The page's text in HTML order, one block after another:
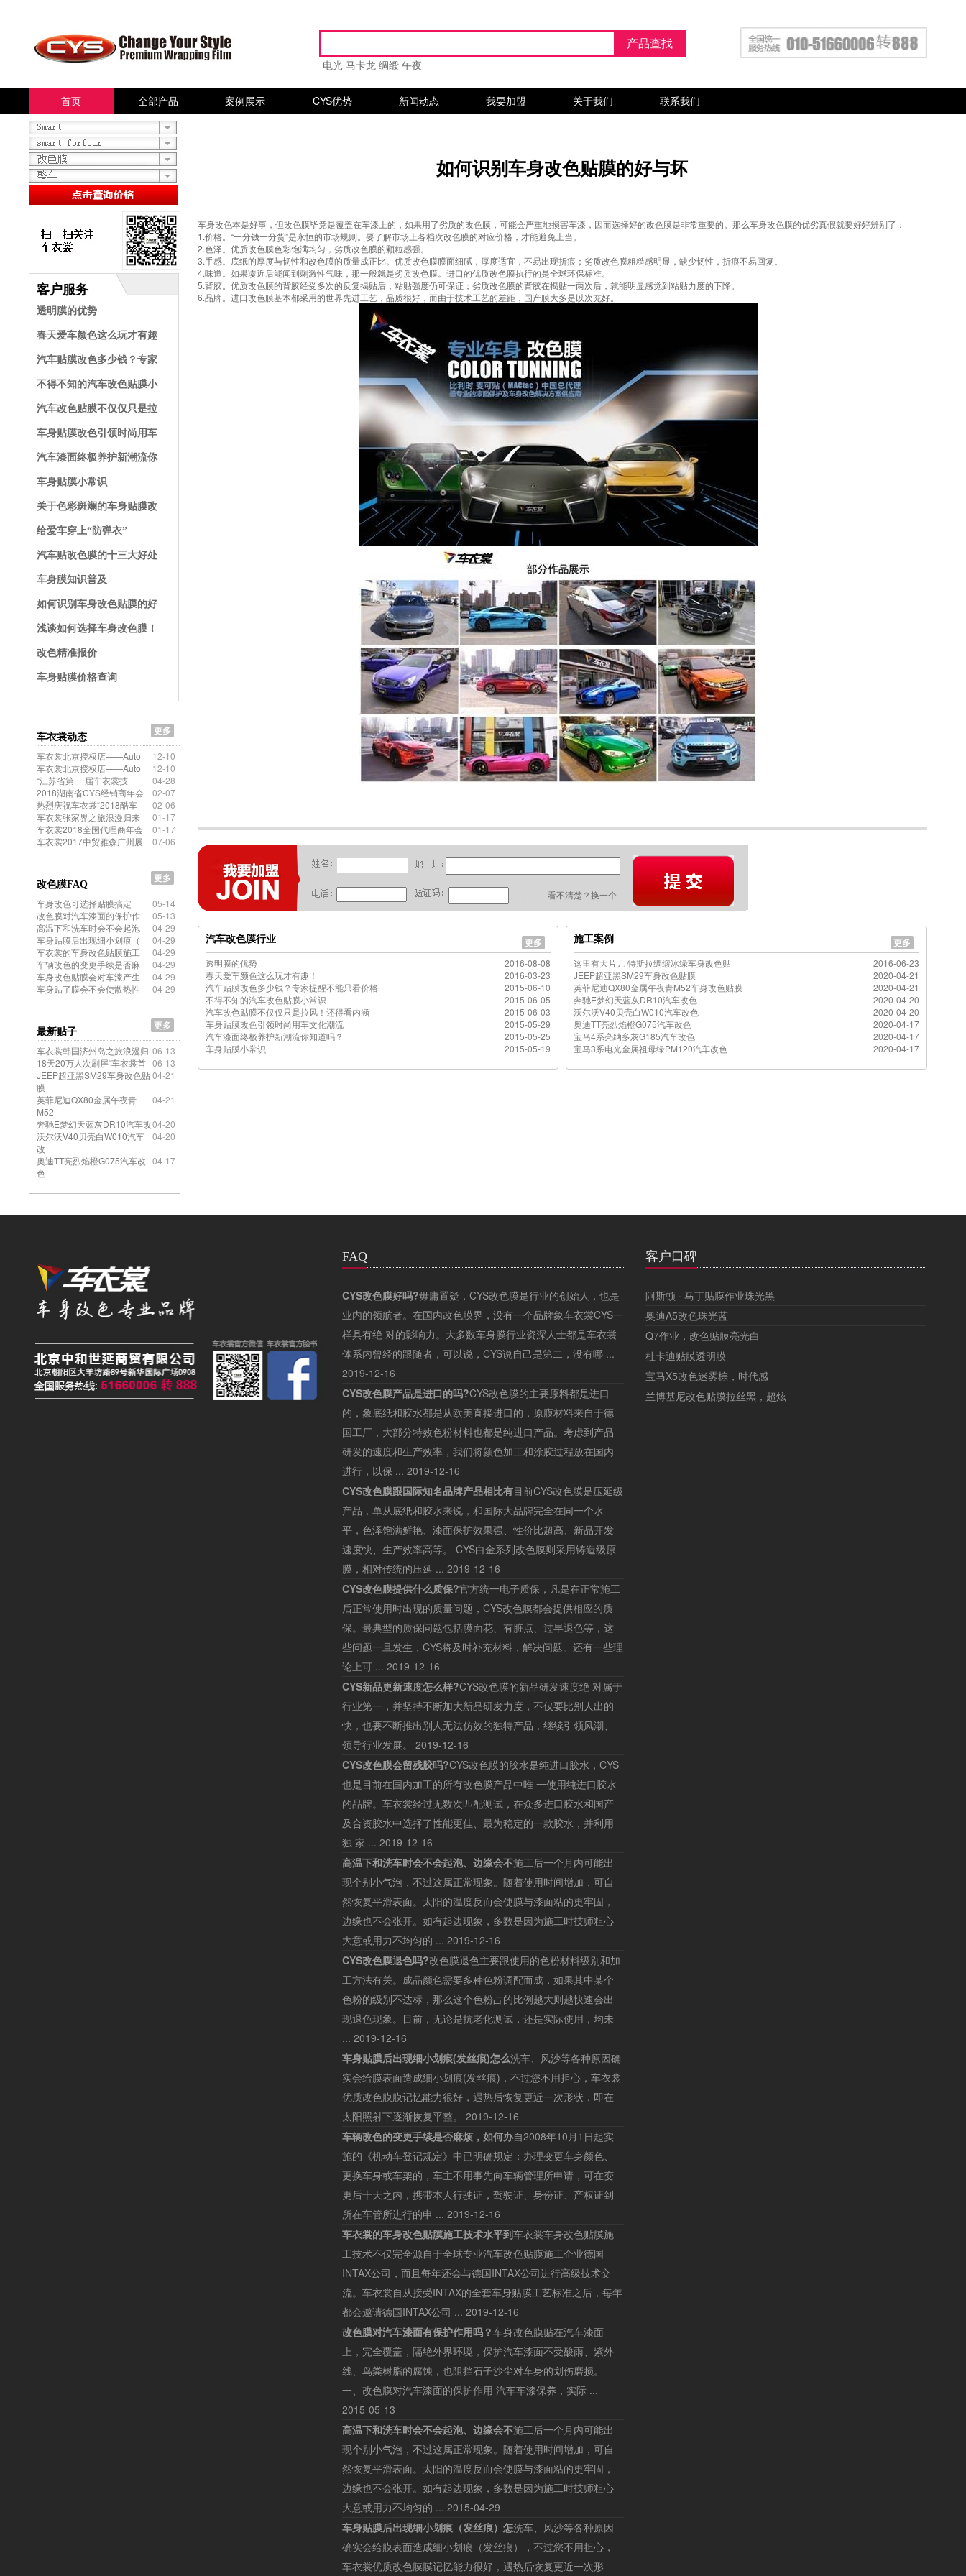
电光 马卡龙 绸缎 午夜
首页 全部产品 案例展示 CYS优势 新闻动态 我要加盟 关于我们 联系我们
如何识别车身改色贴膜的好与坏
车身改色本是好事，但改色膜毕竟是覆盖在车漆上的，如果用了劣质的改色膜，可能会严重地损害车漆，因而选择好的改色膜是非常重要的。那么车身改色膜的优劣真假就要好好辨别了：
1.价格。“一分钱一分货”是永恒的市场规则。要了解市场上各档次改色膜的对应价格，才能避免上当。
2.色泽。优质改色膜色彩饱满均匀，劣质改色膜的颗粒感强。
3.手感。底纸的厚度与韧性和改色膜的质量成正比。优质改色膜膜面细腻，厚度适宜，不易出现折痕；劣质改色膜粗糙感明显，缺少韧性，折痕不易回复。
4.味道。如果凑近后能闻到刺激性气味，那一般就是劣质改色膜。进口的优质改色膜执行的是全球环保标准。
5.背胶。优质改色膜的背胶经受多次的反复揭贴后，粘贴强度仍可保证；劣质改色膜的背胶在揭贴一两次后，就能明显感觉到粘贴力度的下降。
6.品牌。进口改色膜基本都采用的世界先进工艺，品质很好，而由于技术工艺的差距，国产膜大多是以次充好。
看不清楚？换一个
更多
施工案例
2016-06-23
这里有大片儿 特斯拉绸缎冰绿车身改色贴
2020-04-21
JEEP超亚黑SM29车身改色贴膜
2020-04-21
英菲尼迪QX80金属午夜青M52车身改色贴膜
2020-04-20
奔驰E梦幻天蓝灰DR10汽车改色
2020-04-20
沃尔沃V40贝壳白W010汽车改色
2020-04-17
奥迪TT亮烈焰橙G075汽车改色
2020-04-17
宝马4系亮纳多灰G185汽车改色
2020-04-17
宝马3系电光金属祖母绿PM120汽车改色
更多
汽车改色膜行业
2016-08-08
透明膜的优势
2016-03-23
春天爱车颜色这么玩才有趣！
2015-06-10
汽车贴膜改色多少钱？专家提醒不能只看价格
2015-06-05
不得不知的汽车改色贴膜小常识
2015-06-03
汽车改色贴膜不仅仅只是拉风！还得看内涵
2015-05-29
车身贴膜改色引领时尚用车文化潮流
2015-05-25
汽车漆面终极养护新潮流你知道吗？
2015-05-19
车身贴膜小常识
客户服务
透明膜的优势
春天爱车颜色这么玩才有趣
汽车贴膜改色多少钱？专家
不得不知的汽车改色贴膜小
汽车改色贴膜不仅仅只是拉
车身贴膜改色引领时尚用车
汽车漆面终极养护新潮流你
车身贴膜小常识
关于色彩斑斓的车身贴膜改
给爱车穿上“防弹衣”
汽车贴改色膜的十三大好处
车身膜知识普及
如何识别车身改色贴膜的好
浅谈如何选择车身改色膜！
改色精准报价
车身贴膜价格查询
更多
车衣裳动态
12-10
车衣裳北京授权店——Auto
12-10
车衣裳北京授权店——Auto
04-28
“江苏省第 一届车衣裳技
02-07
2018湖南省CYS经销商年会
02-06
热烈庆祝车衣裳“2018酷车
01-17
车衣裳张家界之旅浪漫归来
01-17
车衣裳2018全国代理商年会
07-06
车衣裳2017中贸雅森广州展
更多
改色膜FAQ
05-14
车身改色可选择贴膜搞定
05-13
改色膜对汽车漆面的保护作
04-29
高温下和洗车时会不会起泡
04-29
车身贴膜后出现细小划痕（
04-29
车衣裳的车身改色贴膜施工
04-29
车辆改色的变更手续是否麻
04-29
车身改色贴膜会对车漆产生
04-29
车身贴了膜会不会使散热性
更多
最新贴子
06-13
车衣裳韩国济州岛之旅浪漫归
06-13
18天20万人次刷屏“车衣裳首
04-21
JEEP超亚黑SM29车身改色贴
膜
04-21
英菲尼迪QX80金属午夜青
M52
04-20
奔驰E梦幻天蓝灰DR10汽车改
04-20
沃尔沃V40贝壳白W010汽车
改
04-17
奥迪TT亮烈焰橙G075汽车改
色
FAQ
CYS改色膜好吗?毋庸置疑，CYS改色膜是行业的创始人，也是
业内的领航者。在国内改色膜界，没有一个品牌象车衣裳CYS一
样具有绝 对的影响力。大多数车身膜行业资深人士都是车衣裳
体系内曾经的跟随者，可以说，CYS说自己是第二，没有哪 ...
2019-12-16
CYS改色膜产品是进口的吗?CYS改色膜的主要原料都是进口
的，象底纸和胶水都是从欧美直接进口的，原膜材料来自于德
国工厂，大部分特效色粉材料也都是纯进口产品。考虑到产品
研发的速度和生产效率，我们将颜色加工和涂胶过程放在国内
进行，以保 ... 2019-12-16
CYS改色膜跟国际知名品牌产品相比有目前CYS改色膜是压延级
产品，单从底纸和胶水来说，和国际大品牌完全在同一个水
平，色泽饱满鲜艳、漆面保护效果强、性价比超高、新品开发
速度快、生产效率高等。 CYS白金系列改色膜则采用铸造级原
膜，相对传统的压延 ... 2019-12-16
CYS改色膜提供什么质保?官方统一电子质保，凡是在正常施工
后正常使用时出现的质量问题，CYS改色膜都会提供相应的质
保。最典型的质保问题包括膜面花、有脏点、过早退色等，这
些问题一旦发生，CYS将及时补充材料，解决问题。还有一些理
论上可 ... 2019-12-16
CYS新品更新速度怎么样?CYS改色膜的新品研发速度绝 对属于
行业第一，并坚持不断加大新品研发力度，不仅要比别人出的
快，也要不断推出别人无法仿效的独特产品，继续引领风潮、
领导行业发展。
2019-12-16
CYS改色膜会留残胶吗?CYS改色膜的胶水是纯进口胶水，CYS
也是目前在国内加工的所有改色膜产品中唯 一使用纯进口胶水
的品牌。车衣裳经过无数次匹配测试，在众多进口胶水和国产
及合资胶水中选择了性能更佳、最为稳定的一款胶水，并利用
独 家 ... 2019-12-16
高温下和洗车时会不会起泡、边缘会不施工后一个月内可能出
现个别小气泡，不过这属正常现象。随着使用时间增加，可自
然恢复平滑表面。太阳的温度反而会使膜与漆面粘的更牢固，
边缘也不会张开。如有起边现象，多数是因为施工时技师粗心
大意或用力不均匀的 ... 2019-12-16
CYS改色膜退色吗?改色膜退色主要跟使用的色粉材料级别和加
工方法有关。成品颜色需要多种色粉调配而成，如果其中某个
色粉的级别不达标，那么这个色粉占的比例越大则越快速会出
现退色现象。目前，无论是抗老化测试，还是实际使用，均未
... 2019-12-16
车身贴膜后出现细小划痕(发丝痕)怎么洗车、风沙等各种原因确
实会给膜表面造成细小划痕(发丝痕)，不过您不用担心，车衣裳
优质改色膜膜记忆能力很好，遇热后恢复更近一次形状，即在
太阳照射下逐渐恢复平整。
2019-12-16
车辆改色的变更手续是否麻烦，如何办自2008年10月1日起实
施的《机动车登记规定》中已明确规定：办理变更车身颜色、
更换车身或车架的，车主不用事先向车辆管理所申请，可在变
更后十天之内，携带本人行驶证，驾驶证、身份证、产权证到
所在车管所进行的申 ... 2019-12-16
车衣裳的车身改色贴膜施工技术水平到车衣裳车身改色贴膜施
工技术不仅完全源自于全球专业汽车改色贴膜施工企业德国
INTAX公司，而且每年还会与德国INTAX公司进行高级技术交
流。车衣裳自从接受INTAX的全套车身贴膜工艺标准之后，每年
都会邀请德国INTAX公司 ... 2019-12-16
改色膜对汽车漆面有保护作用吗？车身改色膜贴在汽车漆面
上，完全覆盖，隔绝外界环境，保护汽车漆面不受酸雨、紫外
线、鸟粪树脂的腐蚀，也阻挡石子沙尘对车身的划伤磨损。
一、改色膜对汽车漆面的保护作用 汽车车漆保养，实际 ...
2015-05-13
高温下和洗车时会不会起泡、边缘会不施工后一个月内可能出
现个别小气泡，不过这属正常现象。随着使用时间增加，可自
然恢复平滑表面。太阳的温度反而会使膜与漆面粘的更牢固，
边缘也不会张开。如有起边现象，多数是因为施工时技师粗心
大意或用力不均匀的 ... 2015-04-29
车身贴膜后出现细小划痕（发丝痕）怎洗车、风沙等各种原因
确实会给膜表面造成细小划痕（发丝痕），不过您不用担心，
车衣裳优质改色膜膜记忆能力很好，遇热后恢复更近一次形
客户口碑
阿斯顿 · 马丁贴膜作业珠光黑
奥迪A5改色珠光蓝
Q7作业，改色贴膜亮光白
杜卡迪贴膜透明膜
宝马X5改色迷雾棕，时代感
兰博基尼改色贴膜拉丝黑，超炫